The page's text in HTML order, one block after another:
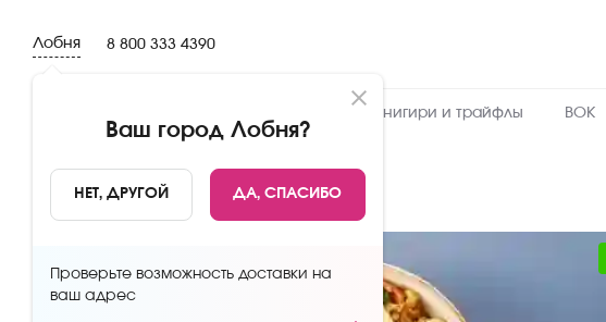
Лобня
Ваш город Лобня?
НЕТ, ДРУГОЙ ДА, СПАСИБО
Проверьте возможность доставки на
ваш адрес
8 800 333 4390
Онигири и трайфлы ВОК
НАЗАД